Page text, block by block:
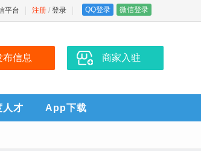
注册 / 登录 QQ登录 微信登录
平台
布信息 商家入驻
人才 App下载